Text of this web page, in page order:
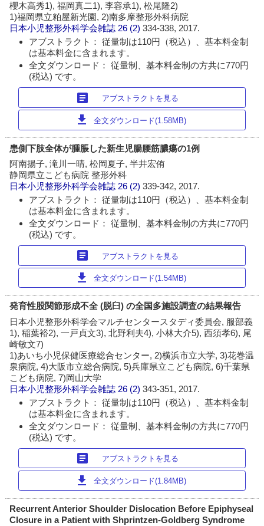
櫻木高秀1), 福岡真二1), 李容承1), 松尾隆2)
1)福岡県立粕屋新光園, 2)南多摩整形外科病院
日本小児整形外科学会雑誌 26 (2)334-338, 2017.
アブストラクト： 従量制は110円（税込）、基本料金制
は基本料金に含まれます。
全文ダウンロード： 従量制、基本料金制の方共に770円
(税込) です。
article アブストラクトを見る
download 全文ダウンロード(1.58MB)
患側下肢全体が腫脹した新生児腸腰筋膿瘍の1例
阿南揚子, 滝川一晴, 松岡夏子, 半井宏侑
静岡県立こども病院 整形外科
日本小児整形外科学会雑誌 26 (2)339-342, 2017.
アブストラクト： 従量制は110円（税込）、基本料金制
は基本料金に含まれます。
全文ダウンロード： 従量制、基本料金制の方共に770円
(税込) です。
article アブストラクトを見る
download 全文ダウンロード(1.54MB)
発育性股関節形成不全 (脱臼) の全国多施設調査の結果報告
日本小児整形外科学会マルチセンタースタディ委員会, 服部義
1), 稲葉裕2), 一戸貞文3), 北野利夫4), 小林大介5), 西須孝6), 尾
崎敏文7)
1)あいち小児保健医療総合センター, 2)横浜市立大学, 3)花巻温
泉病院, 4)大阪市立総合病院, 5)兵庫県立こども病院, 6)千葉県
こども病院, 7)岡山大学
日本小児整形外科学会雑誌 26 (2)343-351, 2017.
アブストラクト： 従量制は110円（税込）、基本料金制
は基本料金に含まれます。
全文ダウンロード： 従量制、基本料金制の方共に770円
(税込) です。
article アブストラクトを見る
download 全文ダウンロード(1.84MB)
Recurrent Anterior Shoulder Dislocation Before Epiphyseal
Closure in a Patient with Shprintzen-Goldberg Syndrome